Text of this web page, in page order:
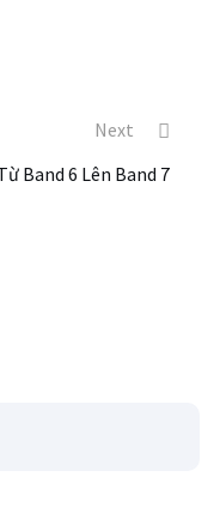
Next
Band 6 Lên Band 7